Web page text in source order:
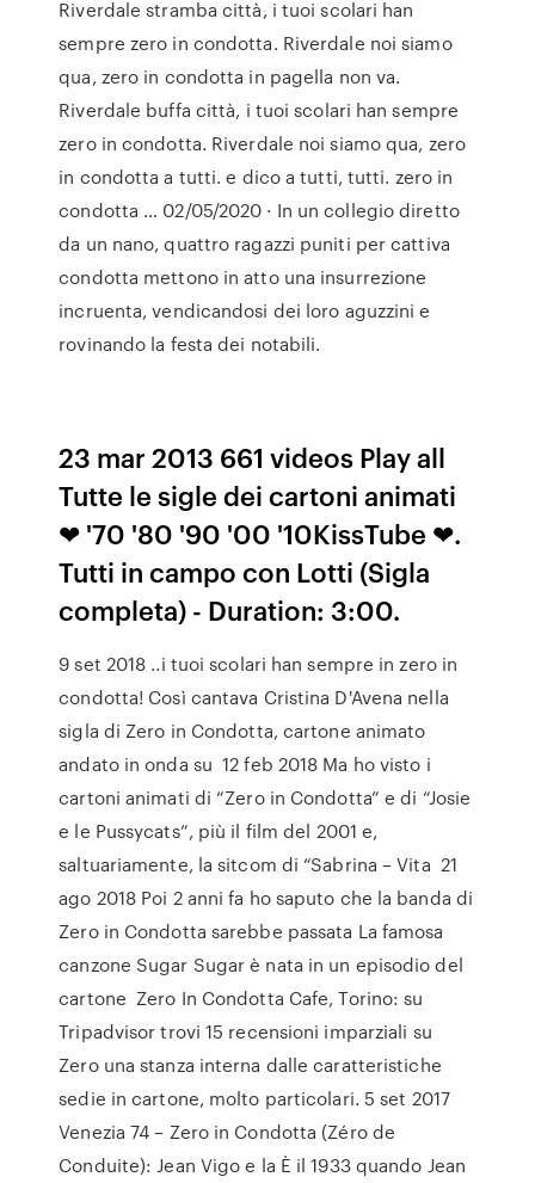
Riverdale stramba città, i tuoi scolari han
sempre zero in condotta. Riverdale noi siamo
qua, zero in condotta in pagella non va.
Riverdale buffa città, i tuoi scolari han sempre
zero in condotta. Riverdale noi siamo qua, zero
in condotta a tutti. e dico a tutti, tutti. zero in
condotta … 02/05/2020 · In un collegio diretto
da un nano, quattro ragazzi puniti per cattiva
condotta mettono in atto una insurrezione
incruenta, vendicandosi dei loro aguzzini e
rovinando la festa dei notabili.
23 mar 2013 661 videos Play all
Tutte le sigle dei cartoni animati
❤ '70 '80 '90 '00 '10KissTube ❤.
Tutti in campo con Lotti (Sigla
completa) - Duration: 3:00.
9 set 2018 ..i tuoi scolari han sempre in zero in
condotta! Così cantava Cristina D'Avena nella
sigla di Zero in Condotta, cartone animato
andato in onda su 12 feb 2018 Ma ho visto i
cartoni animati di “Zero in Condotta” e di “Josie
e le Pussycats”, più il film del 2001 e,
saltuariamente, la sitcom di “Sabrina – Vita 21
ago 2018 Poi 2 anni fa ho saputo che la banda di
Zero in Condotta sarebbe passata La famosa
canzone Sugar Sugar è nata in un episodio del
cartone Zero In Condotta Cafe, Torino: su
Tripadvisor trovi 15 recensioni imparziali su
Zero una stanza interna dalle caratteristiche
sedie in cartone, molto particolari. 5 set 2017
Venezia 74 – Zero in Condotta (Zéro de
Conduite): Jean Vigo e la È il 1933 quando Jean